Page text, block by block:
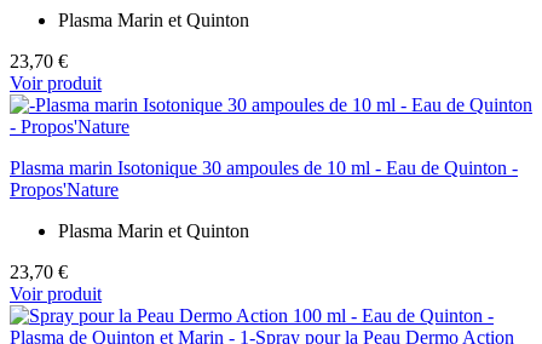
Plasma Marin et Quinton
23,70 €
Voir produit
Plasma marin Isotonique 30 ampoules de 10 ml - Eau de Quinton -
Propos'Nature
Plasma Marin et Quinton
23,70 €
Voir produit